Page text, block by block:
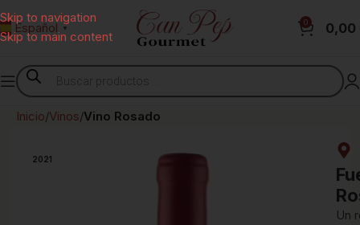
Skip to navigation
Skip to main content
Español ▼
0 0,00
Inicio Vinos Vino Rosado
2021
Un